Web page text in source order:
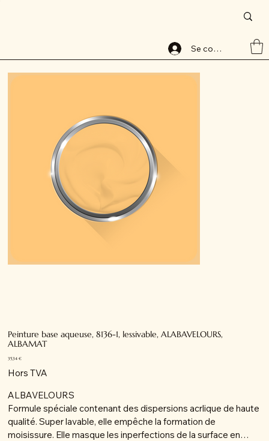
Se connecter
Peinture base aqueuse, 8136-1, lessivable, ALABAVELOURS, ALBAMAT
Peinture base aqueuse, 8136-1, lessivable, ALABAVELOURS,
ALBAMAT
Prix
35,34 €
Hors TVA
ALBAVELOURS
Formule spéciale contenant des dispersions acrlique de haute
qualité. Super lavable, elle empêche la formation de
moisissure. Elle masque les inperfections de la surface en